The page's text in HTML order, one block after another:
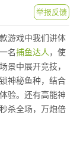
举报反馈
游戏中我们讲体
名捕鱼达人 ，使
景中展开竞技，
神秘鱼种，结合
验。还有高能神
杀全场，万炮倍